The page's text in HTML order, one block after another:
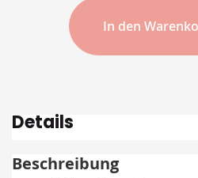
In den
Details
Beschreibung